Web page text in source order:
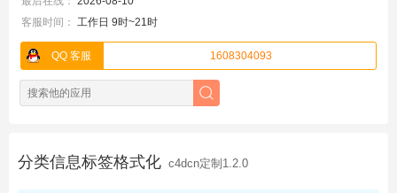
客服时间： 工作日 9时~21时
QQ 客服 1608304093
分类信息标签格式化 c4dcn定制1.2.0